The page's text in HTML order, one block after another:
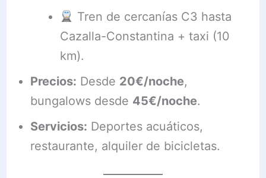
Tren de cercanías C3 hasta
Cazalla-Constantina + taxi (10
km).
Precios: Desde 20€/noche,
bungalows desde 45€/noche.
Servicios: Deportes acuáticos,
restaurante, alquiler de bicicletas.